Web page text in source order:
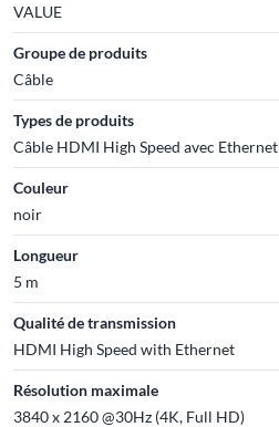
VALUE
Groupe de produits
Câble
Types de produits
Câble HDMI High Speed avec Ethernet
Couleur
noir
Longueur
5 m
Qualité de transmission
HDMI High Speed with Ethernet
Résolution maximale
3840 x 2160 @30Hz (4K, Full HD)